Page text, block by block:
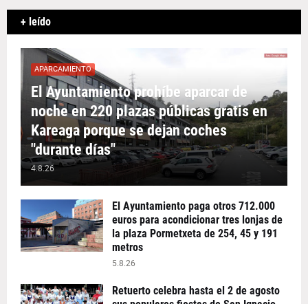
+ leído
APARCAMIENTO
El Ayuntamiento prohíbe aparcar de
noche en 220 plazas públicas gratis en
Kareaga porque se dejan coches
"durante días"
4.8.26
El Ayuntamiento paga otros 712.000
euros para acondicionar tres lonjas de
la plaza Pormetxeta de 254, 45 y 191
metros
5.8.26
Retuerto celebra hasta el 2 de agosto